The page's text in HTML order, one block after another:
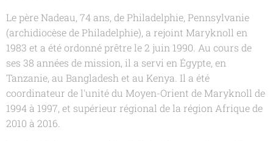
Le père Nadeau, 74 ans, de Philadelphie, Pennsylvanie
(archidiocèse de Philadelphie), a rejoint Maryknoll en
1983 et a été ordonné prêtre le 2 juin 1990. Au cours de
ses 38 années de mission, il a servi en Égypte, en
Tanzanie, au Bangladesh et au Kenya. Il a été
coordinateur de l'unité du Moyen-Orient de Maryknoll de
1994 à 1997, et supérieur régional de la région Afrique de
2010 à 2016.